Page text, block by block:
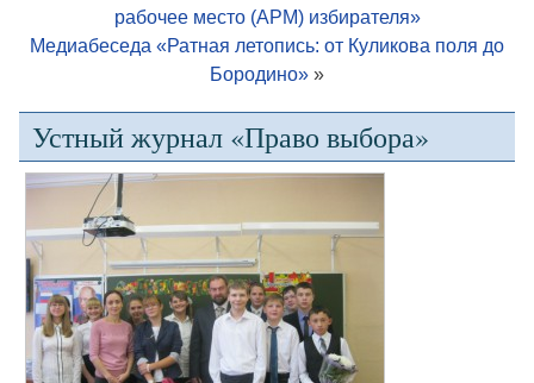
рабочее место (АРМ) избирателя»
Медиабеседа «Ратная летопись: от Куликова поля до
Бородино» »
Устный журнал «Право выбора»